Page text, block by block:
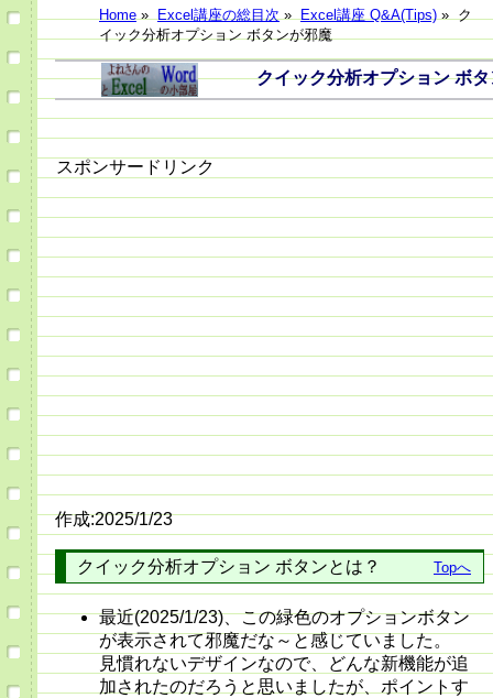
Home» Excel講座の総目次» Excel講座 Q&A(Tips)» ク
イック分析オプション ボタンが邪魔
クイック分析オプション ボ
スポンサードリンク
作成:2025/1/23
クイック分析オプション ボタンとは？ Topへ
最近(2025/1/23)、この緑色のオプションボタン
が表示されて邪魔だな～と感じていました。
見慣れないデザインなので、どんな新機能が追
加されたのだろうと思いましたが、ポイントす